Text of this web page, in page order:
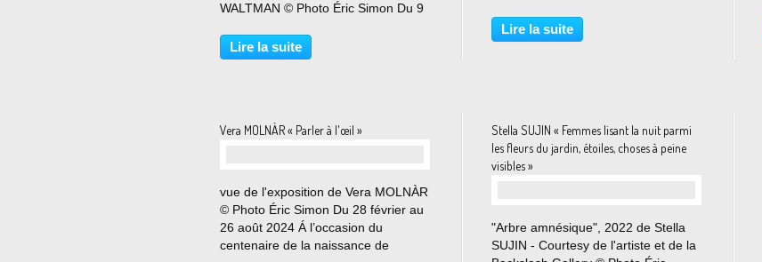
WALTMAN © Photo Éric Simon Du 9
Olivier Waltman est heureuse de
présenter la première exposition
Lire la suite
Carreau du Temple. Situé sous la
verrière du Carreau du Temple, il
Lire la suite
Vera MOLNÀR « Parler à l'œil »
vue de l'exposition de Vera MOLNÀR
© Photo Éric Simon Du 28 février au
26 août 2024 Á l’occasion du
centenaire de la naissance de
Stella SUJIN « Femmes lisant la nuit parmi
les fleurs du jardin, étoiles, choses à peine
visibles »
"Arbre amnésique", 2022 de Stella
SUJIN - Courtesy de l'artiste et de la